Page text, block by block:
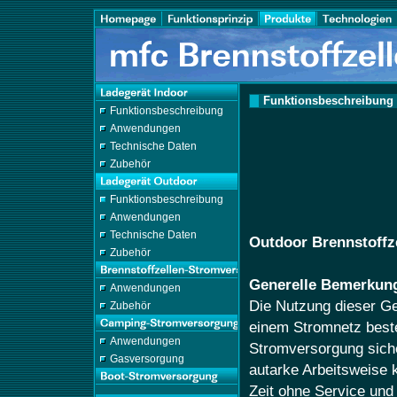
Funktionsbeschreibung
Anwendungen
Technische Daten
Zubehör
Funktionsbeschreibung
Anwendungen
Technische Daten
Zubehör
Anwendungen
Zubehör
Anwendungen
Gasversorgung
Funktionsbeschreibung
Outdoor
Generelle
Die Nutzung dieser
einem Stromnetz
Stromversorgung
autarke Arbeitsweise
Zeit ohne Service